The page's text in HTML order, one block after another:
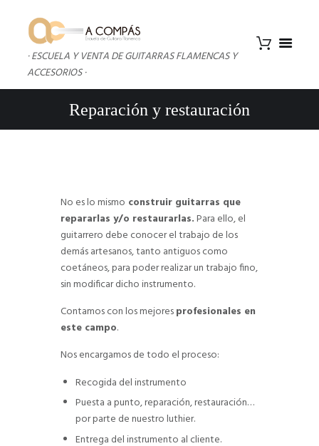
· ESCUELA Y VENTA DE GUITARRAS FLAMENCAS Y
ACCESORIOS ·
Reparación y restauración
No es lo mismo construir guitarras que
repararlas y/o restaurarlas.Para ello, el
guitarrero debe conocer el trabajo de los
demás artesanos, tanto antiguos como
coetáneos, para poder realizar un trabajo fino,
sin modificar dicho instrumento.
Contamos con los mejoresprofesionales en
este campo.
Nos encargamos de todo el proceso:
Recogida del instrumento
Puesta a punto, reparación, restauración…
por parte de nuestro luthier.
Entrega del instrumento al cliente.